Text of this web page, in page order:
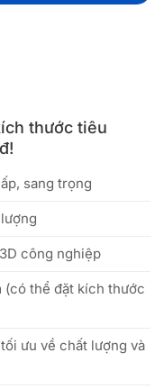
thước tiêu
sang trọng
công nghiệp
thể đặt kích thước
ưu về chất lượng và